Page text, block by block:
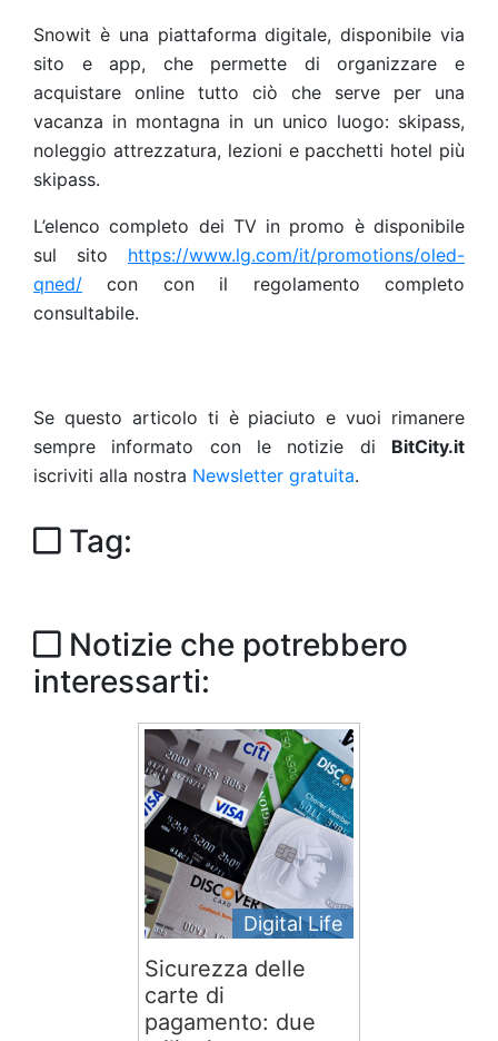
Snowit è una piattaforma digitale, disponibile via
sito e app, che permette di organizzare e
acquistare online tutto ciò che serve per una
vacanza in montagna in un unico luogo: skipass,
noleggio attrezzatura, lezioni e pacchetti hotel più
skipass.
L’elenco completo dei TV in promo è disponibile
sul sito https://www.lg.com/it/promotions/oled-
qned/ con con il regolamento completo
consultabile.
Se questo articolo ti è piaciuto e vuoi rimanere
sempre informato con le notizie di BitCity.it
iscriviti alla nostra Newsletter gratuita.
Tag:
Notizie che potrebbero
interessarti:
Digital Life
Sicurezza delle
carte di
pagamento: due